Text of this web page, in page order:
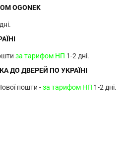
OGONEK
за тарифом НП 1-2 дні.
ДО ДВЕРЕЙ ПО УКРАЇНІ
пошти -за тарифом НП 1-2 дні.